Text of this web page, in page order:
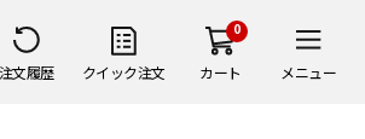
注文履歴 クイック注文
0
カート メニュー